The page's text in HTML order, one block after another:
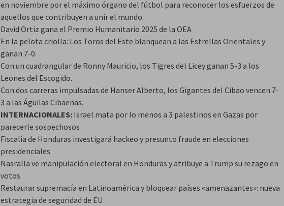
en noviembre por el máximo órgano del fútbol para reconocer los esfuerzos de
aquellos que contribuyen a unir el mundo.
David Ortiz gana el Premio Humanitario 2025 de la OEA
En la pelota criolla: Los Toros del Este blanquean a las Estrellas Orientales y
ganan 7-0.
Con un cuadrangular de Ronny Mauricio, los Tigres del Licey ganan 5-3 a los
Leones del Escogido.
Con dos carreras impulsadas de Hanser Alberto, los Gigantes del Cibao vencen 7-
3 a las Águilas Cibaeñas.
INTERNACIONALES: Israel mata por lo menos a 3 palestinos en Gazas por
parecerle sospechosos
Fiscalía de Honduras investigará hackeo y presunto fraude en elecciones
presidenciales
Nasralla ve manipulación electoral en Honduras y atribuye a Trump su rezago en
votos
Restaurar supremacía en Latinoamérica y bloquear países «amenazantes»: nueva
estrategia de seguridad de EU